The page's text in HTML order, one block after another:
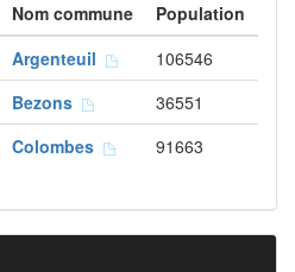
Nom commune
Population
Argenteuil
106546
Bezons
36551
Colombes 91663